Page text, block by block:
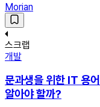
Morian
스크랩
개발
문과생을 위한 IT 용
알아야 할까?